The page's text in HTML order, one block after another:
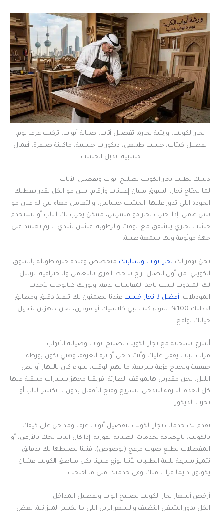
نجار الكويت، ورشة نجارة، تفصيل أثاث، صيانة أبواب، تركيب غرف نوم،
تفصيل كبتات، خشب طبيعي، ديكورات خشبية، ماكينة صنفرة، أعمال
خشبية، بديل الخشب.
دليلك لطلب نجار الكويت تصليح ابواب وتفصيل الأثاث
لما تحتاج نجار، السوق مليان إعلانات وأرقام، بس مو الكل يقدر يعطيك
الجودة اللي تدور عليها. الخشب حساس، والتعامل معاه يبي له فنان مو
بس عامل. إذا اخترت نجار مو متمرس، ممكن يخرب لك الباب أو يستخدم
خشب تجاري يتشقق مع الوقت والرطوبة. عشان شذي، لازم تعتمد على
جهة موثوقة ولها سمعة طيبة.
نحن نوفر لك نجار ابواب وشبابيك متخصص وعنده خبرة طويلة بالسوق
الكويتي. من أول اتصال، راح تلاحظ الفرق بالتعامل والاحترافية. نرسل
لك المندوب للبيت ياخذ المقاسات بدقة، ويوريك كتالوجات لأحدث
الموديلات. أفضل 3 نجار خشب
عندنا يضمنون لك تنفيذ دقيق ومطابق
لطلبك 100%. سواء كنت تبي كلاسيك أو مودرن، نحن جاهزين لنحول
خيالك لواقع.
أسرع استجابة مع نجار الكويت تصليح ابواب وصيانة الأبواب
مرات الباب يقفل عليك وأنت داخل أو بره الغرفة، وهني تكون بورطة
حقيقية وتحتاج فزعة سريعة. ما يهم الوقت، سواء كان بالنهار أو نص
الليل، نحن مقدرين هالمواقف الطارئة. فريقنا مجهز بسيارات متنقلة فيها
كل العدة اللازمة للتدخل السريع وفتح الأقفال بدون لا نكسر الباب أو
نخرب الديكور.
نقدم لك خدمات نجار الكويت لتفصيل أبواب غرف ومداخل على كيفك
بالكويت، بالإضافة لخدمات الصيانة الفورية. إذا كان الباب يحك بالأرض، أو
المفصلات تطلع صوت مزعج (توصوص)، فنينا يضبطها لك بدقايق.
نتميز بسرعة تلبية الطلبات لأننا نوزع فنيينا بكل مناطق الكويت عشان
يكونون دايما قراب منك وفي خدمتك متى ما احتجت.
أرخص أسعار نجار الكويت تصليح ابواب وتفصيل المداخل
الكل يدور الشغل النظيف والسعر الزين اللي ما يكسر الميزانية. بعض